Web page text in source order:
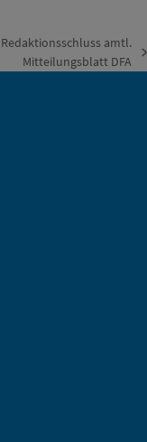
Redaktionsschluss amtl.
Mitteilungsblatt DFA